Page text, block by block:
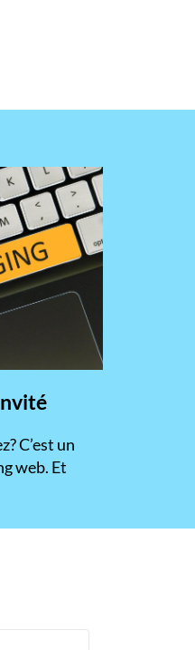
C’est un
web. Et